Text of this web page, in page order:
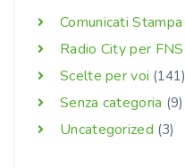
Comunicati Stampa
Radio City per FNS
Scelte per voi (141)
Senza categoria (9)
Uncategorized (3)